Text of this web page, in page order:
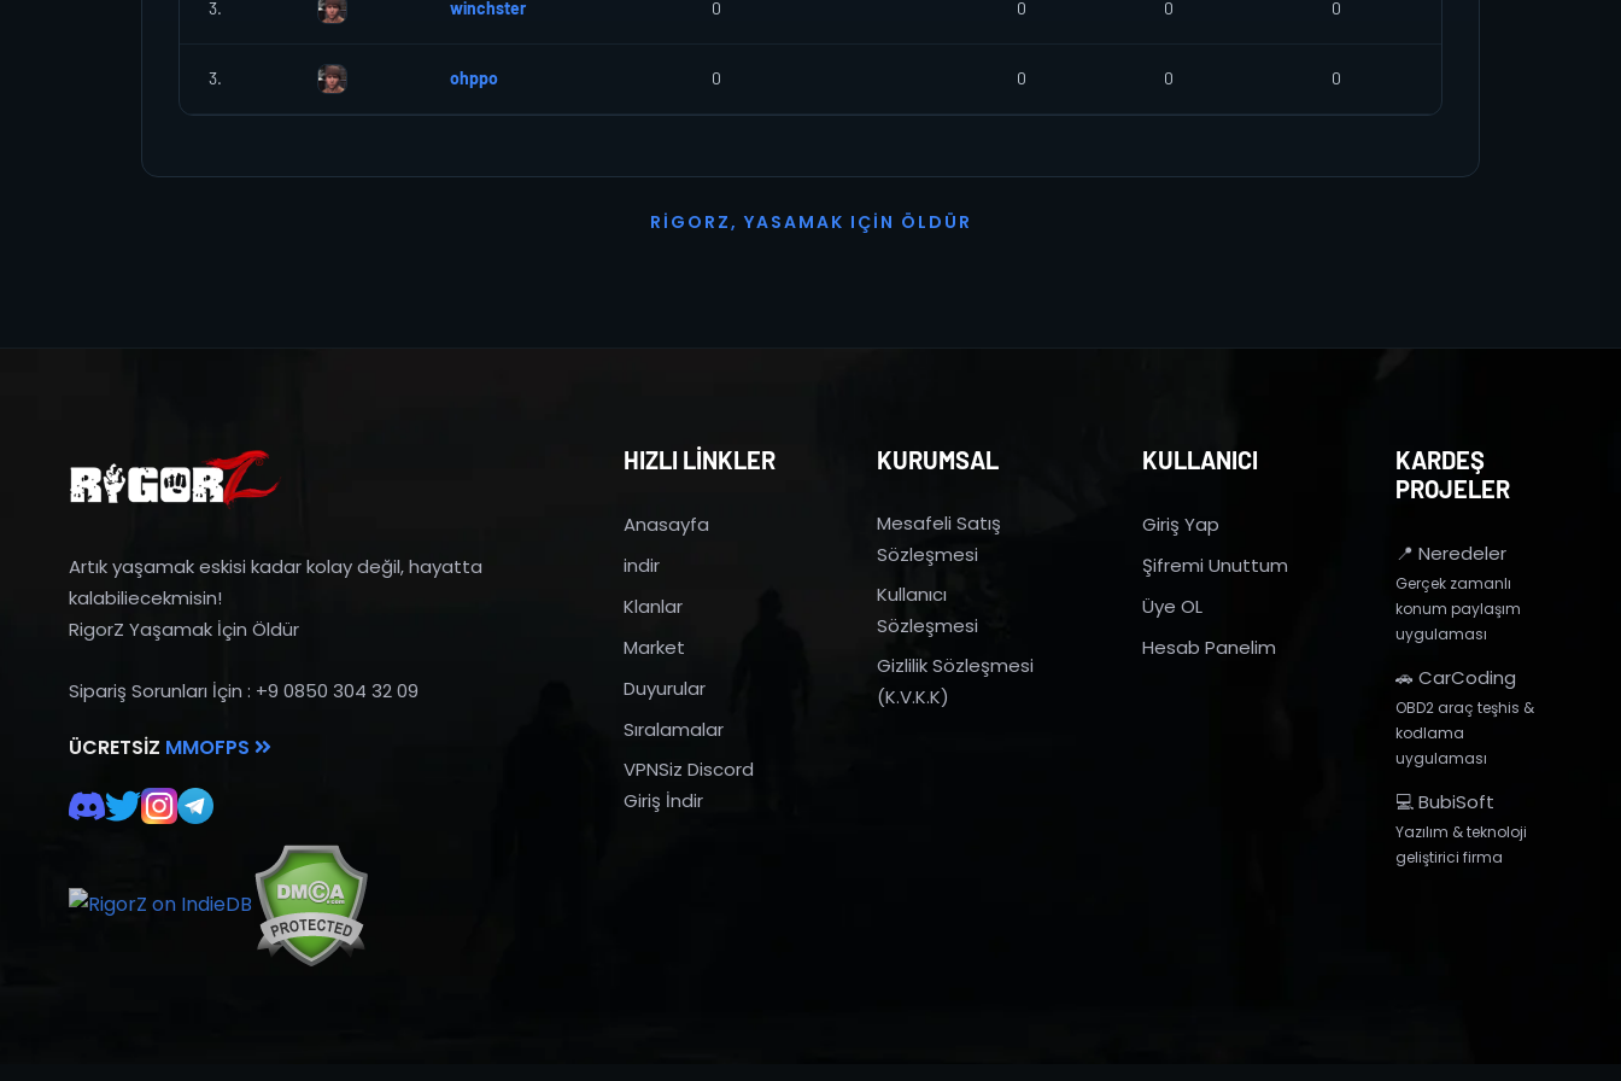
3. winchster 0 0 0 0
3. ohppo 0 0 0 0
R I G O R Z, YASAMAK I ÇI N Ö L D Ü R
Artık yaşamak eskisi kadar kolay değil, hayatta
kalabiliecekmisin!
RigorZ Yaşamak İçin Öldür
Sipariş Sorunları İçin : +9 0850 304 32 09
ÜCRETSIZ MMOFPS
HIZLI LİNKLER
Anasayfa
indir
Klanlar
Market
Duyurular
Sıralamalar
VPNSiz Discord
Giriş İndir
KURUMSAL
Mesafeli Satış
Sözleşmesi
Kullanıcı
Sözleşmesi
Gizlilik Sözleşmesi
(K.V.K.K)
KULLANICI
Giriş Yap
Şifremi Unuttum
Üye OL
Hesab Panelim
KARDEŞ
PROJELER
📍 Neredeler
Gerçek zamanlı
konum paylaşım
uygulaması
🚗 CarCoding
OBD2 araç teşhis &
kodlama
uygulaması
💻 BubiSoft
Yazılım & teknoloji
geliştirici firma